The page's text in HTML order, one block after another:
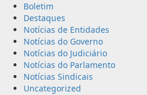
Boletim
Destaques
Notícias de Entidades
Notícias do Governo
Notícias do Judiciário
Notícias do Parlamento
Notícias Sindicais
Uncategorized